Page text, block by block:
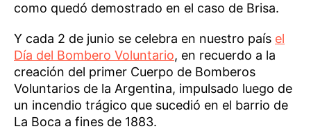
como quedó demostrado en el caso de Brisa.
Y cada 2 de junio se celebra en nuestro país el
Día del Bombero Voluntario, en recuerdo a la
creación del primer Cuerpo de Bomberos
Voluntarios de la Argentina, impulsado luego de
un incendio trágico que sucedió en el barrio de
La Boca a fines de 1883.